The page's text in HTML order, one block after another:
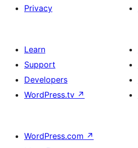
Privacy
Learn
Support
Developers
WordPress.tv ↗
WordPress.com ↗